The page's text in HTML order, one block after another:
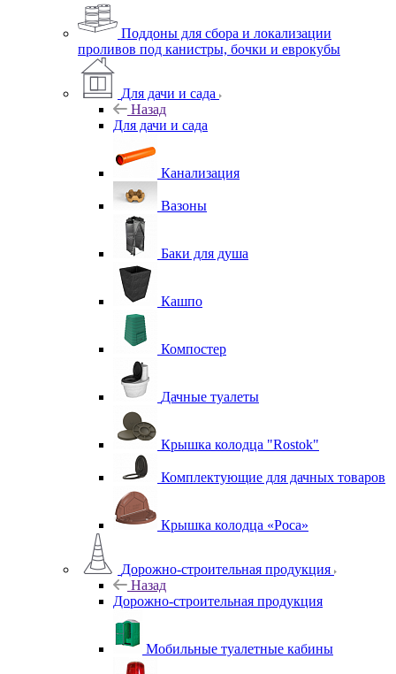
Поддоны для сбора и локализации
проливов под канистры, бочки и еврокубы
Для дачи и сада
Назад
Для дачи и сада
Канализация
Вазоны
Баки для душа
Кашпо
Компостер
Дачные туалеты
Крышка колодца "Rostok"
Комплектующие для дачных товаров
Крышка колодца «Роса»
Дорожно-строительная продукция
Назад
Дорожно-строительная продукция
Мобильные туалетные кабины